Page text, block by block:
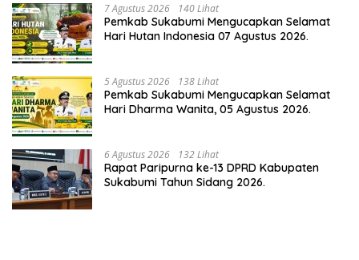
7 Agustus 2026 140 Lihat
Pemkab Sukabumi Mengucapkan Selamat
Hari Hutan Indonesia 07 Agustus 2026.
5 Agustus 2026 138 Lihat
Pemkab Sukabumi Mengucapkan Selamat
Hari Dharma Wanita, 05 Agustus 2026.
6 Agustus 2026 132 Lihat
Rapat Paripurna ke-13 DPRD Kabupaten
Sukabumi Tahun Sidang 2026.